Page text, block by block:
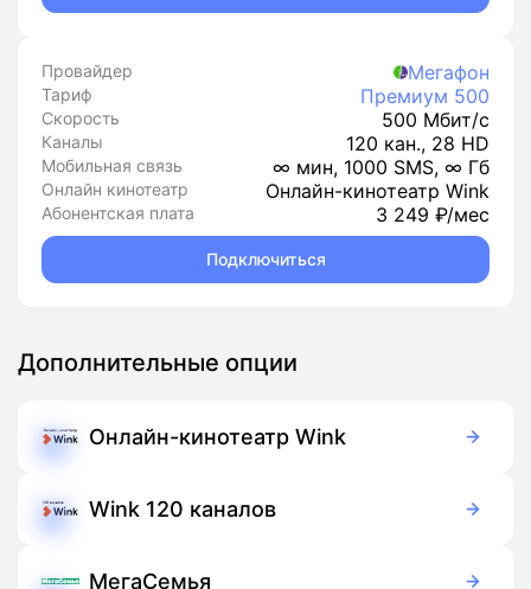
Провайдер Мегафон
Тариф Премиум 500
Скорость 500 Мбит/с
Каналы 120 кан., 28 HD
Мобильная связь ∞ мин, 1000 SMS, ∞ Гб
Онлайн кинотеатр Онлайн-кинотеатр Wink
Абонентская плата 3 249 ₽/мес
Подключиться
Дополнительные опции
Онлайн-кинотеатр Wink
Подписка
Wink 120 каналов
Подписка
МегаСемья